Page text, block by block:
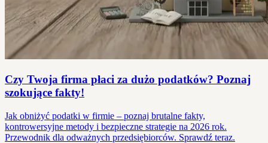
Czy Twoja firma płaci za dużo podatków? Poznaj
szokujące fakty!
Jak obniżyć podatki w firmie – poznaj brutalne fakty,
kontrowersyjne metody i bezpieczne strategie na 2026 rok.
Przewodnik dla odważnych przedsiębiorców. Sprawdź teraz.